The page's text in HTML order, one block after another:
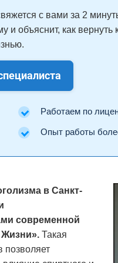
с вами за 2
объяснит, как вернуть
Работаем по
Опыт работы
в Санкт-
современной
Жизни».Такая
позволяет